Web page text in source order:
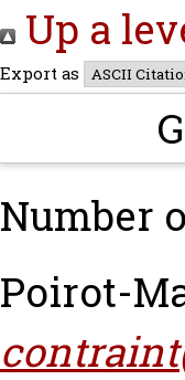
Up a
Export as
Number
Poirot-